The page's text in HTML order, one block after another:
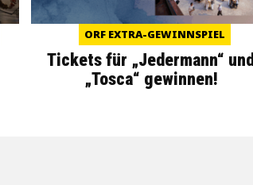
ORF EXTRA-GEWINNSPIEL
Tickets für „Jedermann“ und
„Tosca“ gewinnen!